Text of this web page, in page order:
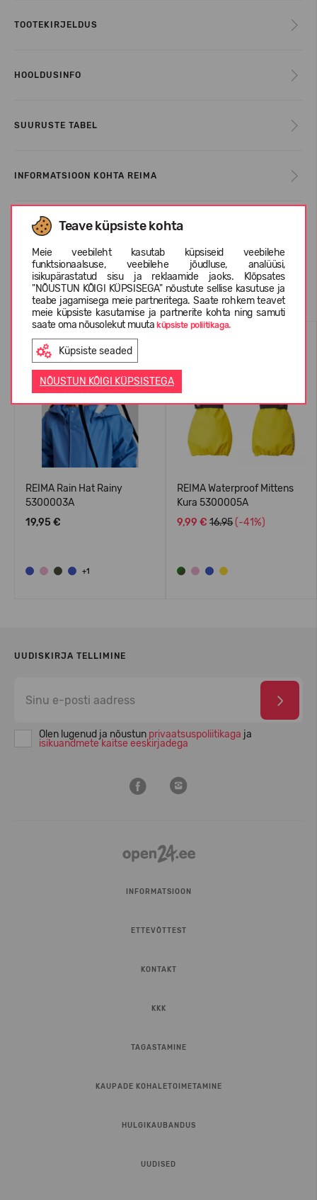
Teave küpsiste kohta
Meie veebileht kasutab küpsiseid veebilehe
funktsionaalsuse, veebilehe jõudluse, analüüsi,
isikupärastatud sisu ja reklaamide jaoks. Klõpsates
"NÕUSTUN KÕIGI KÜPSISEGA" nõustute sellise kasutuse ja
teabe jagamisega meie partneritega. Saate rohkem teavet
meie küpsiste kasutamise ja partnerite kohta ning samuti
saate oma nõusolekut muutaküpsiste poliitikaga.
Küpsiste seaded
NÕUSTUN KÕIGI KÜPSISTEGA
TOOTEKIRJELDUS
HOOLDUSINFO
SUURUSTE TABEL
INFORMATSIOON KOHTA REIMA
KLIENTIDE ARVUSTUSED (0)
Sarnased tooted
REIMA Rain Hat Rainy
5300003A
19,95 €
+1
ENIMMÜÜDUD
REIMA Waterproof Mittens
Kura 5300005A
9,99 € 16.95 (-41%)
UUDISKIRJA TELLIMINE
Olen lugenud ja nõustun privaatsuspoliitikaga ja
isikuandmete kaitse eeskirjadega
INFORMATSIOON
ETTEVÕTTEST
KONTAKT
KKK
TAGASTAMINE
KAUPADE KOHALETOIMETAMINE
HULGIKAUBANDUS
UUDISED